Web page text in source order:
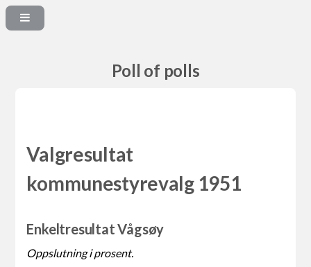
Poll of polls
Valgresultat
kommunestyrevalg 1951
Enkeltresultat Vågsøy
Oppslutning i prosent.